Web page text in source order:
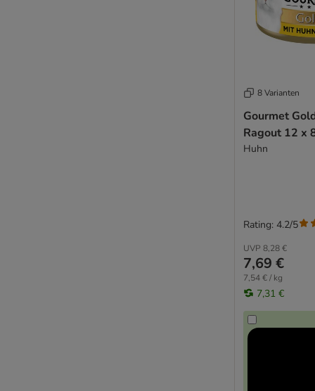
8 Varianten
Gourmet
Ragout 12 x
Huhn
UVP 8,28 €
7,69 €
7,54 € / kg
7,31 €
Rating: 4.2/5